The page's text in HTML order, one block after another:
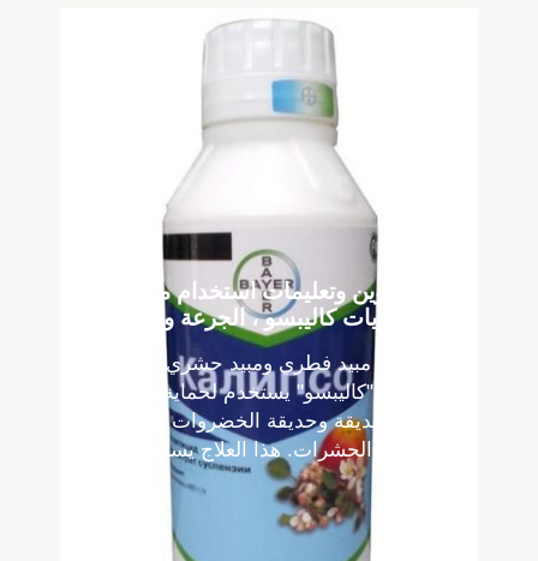
تكوين وتعليمات استخدام مبيد
الفطريات كاليبسو ، الجرعة والنظير
مبيد فطري ومبيد حشري
"كاليبسو" يستخدم لحماية
الحديقة وحديقة الخضروات من
الحشرات. هذا العلاج يساعد ...